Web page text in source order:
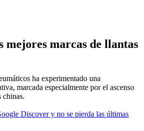
mejores marcas de llantas
ha experimentado una
marcada especialmente por el ascenso
chinas.
Discover y no se pierda las últimas